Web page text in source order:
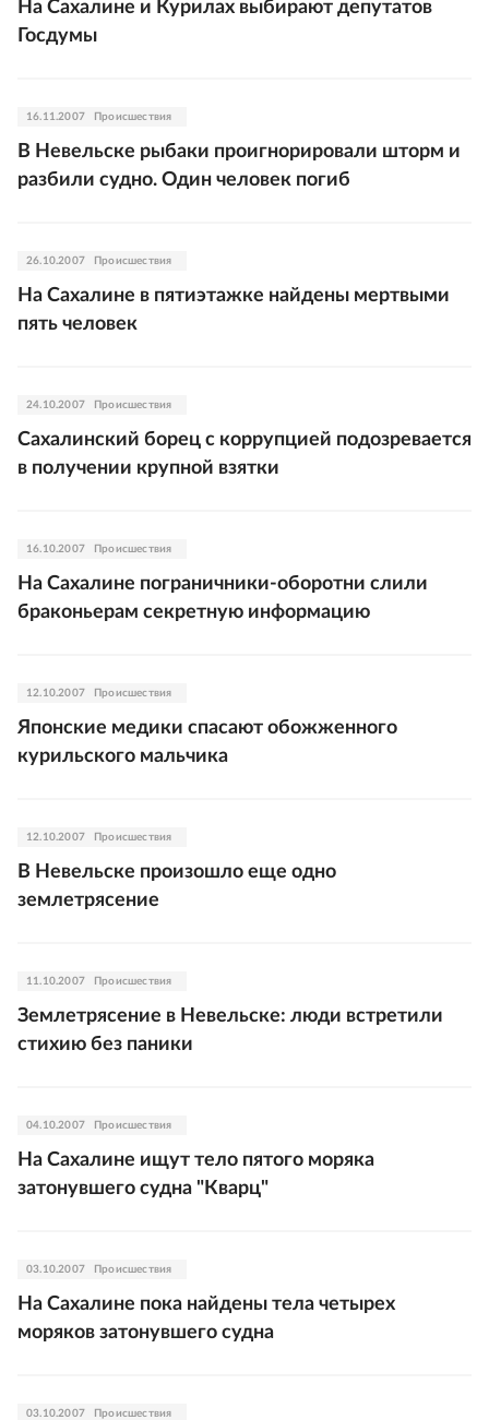
На Сахалине и Курилах выбирают депутатов
Госдумы
16.11.2007 Происшествия
В Невельске рыбаки проигнорировали шторм и
разбили судно. Один человек погиб
26.10.2007 Происшествия
На Сахалине в пятиэтажке найдены мертвыми
пять человек
24.10.2007 Происшествия
Сахалинский борец с коррупцией подозревается
в получении крупной взятки
16.10.2007 Происшествия
На Сахалине пограничники-оборотни слили
браконьерам секретную информацию
12.10.2007 Происшествия
Японские медики спасают обожженного
курильского мальчика
12.10.2007 Происшествия
В Невельске произошло еще одно
землетрясение
11.10.2007 Происшествия
Землетрясение в Невельске: люди встретили
стихию без паники
04.10.2007 Происшествия
На Сахалине ищут тело пятого моряка
затонувшего судна "Кварц"
03.10.2007 Происшествия
На Сахалине пока найдены тела четырех
моряков затонувшего судна
03.10.2007 Происшествия